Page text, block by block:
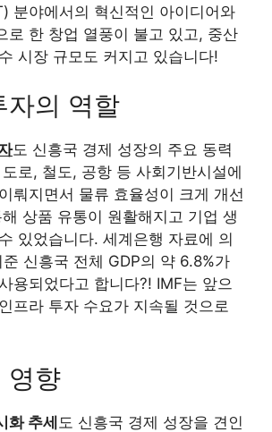
분야에서의 혁신적인 아이디어와
로 한 창업 열풍이 불고 있고, 중산
시장 규모도 커지고 있습니다!
자의 역할
도 신흥국 경제 성장의 주요 동력
로, 철도, 공항 등 사회기반시설에
뤄지면서 물류 효율성이 크게 개선
상품 유통이 원활해지고 기업 생
있었습니다. 세계은행 자료에 의
신흥국 전체 GDP의 약 6.8%가
용되었다고 합니다?! IMF는 앞으
프라 투자 수요가 지속될 것으로
영향
화 추세 도 신흥국 경제 성장을 견인